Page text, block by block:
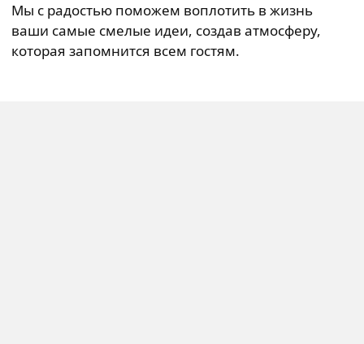
Мы с радостью поможем воплотить в жизнь
ваши самые смелые идеи, создав атмосферу,
которая запомнится всем гостям.